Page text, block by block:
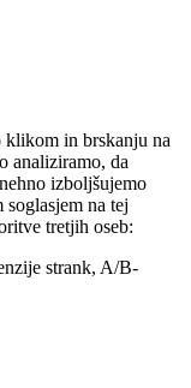
klikom in brskanju na
analiziramo, da
izboljšujemo
na tej
tretjih oseb:
strank, A/B-